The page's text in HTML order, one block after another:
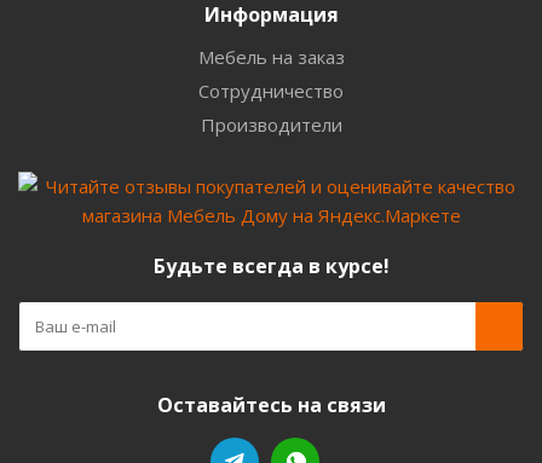
Информация
Мебель на заказ
Сотрудничество
Производители
Будьте всегда в курсе!
Оставайтесь на связи